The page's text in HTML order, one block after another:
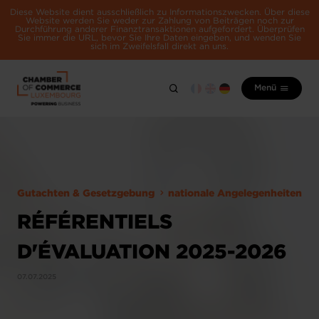
Diese Website dient ausschließlich zu Informationszwecken. Über diese
Website werden Sie weder zur Zahlung von Beiträgen noch zur
Durchführung anderer Finanztransaktionen aufgefordert. Überprüfen
Sie immer die URL, bevor Sie Ihre Daten eingeben, und wenden Sie
sich im Zweifelsfall direkt an uns.
Menü
Gutachten & Gesetzgebung nationale Angelegenheiten
RÉFÉRENTIELS
D'ÉVALUATION 2025-2026